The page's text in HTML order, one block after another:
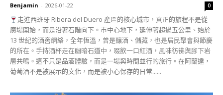
Benjamin - 2026-01-22 0
走進西班牙 Ribera del Duero 產區的核心城市，真正的旅程不是從
廣場開始，而是沿著石階向下。市中心地下，延伸著超過五公里、始於
13 世紀的酒窖網絡，全年恆溫，曾是釀酒、儲藏，也是居民聚會與節慶
的所在。手持酒杯走在幽暗石道中，啜飲一口紅酒，風味彷彿與腳下岩
層共鳴。這不只是品酒體驗，而是一場與時間並行的旅行。在阿蘭達，
葡萄酒不是被展示的文化，而是被小心保存的日常......